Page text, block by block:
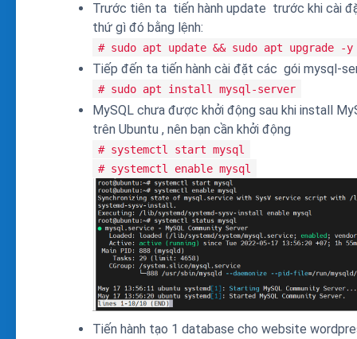
Trước tiên ta tiến hành update trước khi cài
thứ gì đó bằng lệnh:
# sudo apt update && sudo apt upgrade -y
Tiếp đến ta tiến hành cài đặt các gói mysql-
# sudo apt install mysql-server
MySQL chưa được khởi động sau khi install
trên Ubuntu , nên bạn cần khởi động
# systemctl start mysql
# systemctl enable mysql
Tiến hành tạo 1 database cho website